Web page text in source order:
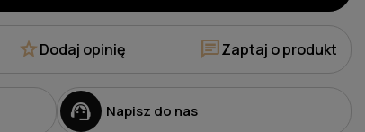
starDodaj opinię chatZaptaj o produkt
support_agent Napisz do nas